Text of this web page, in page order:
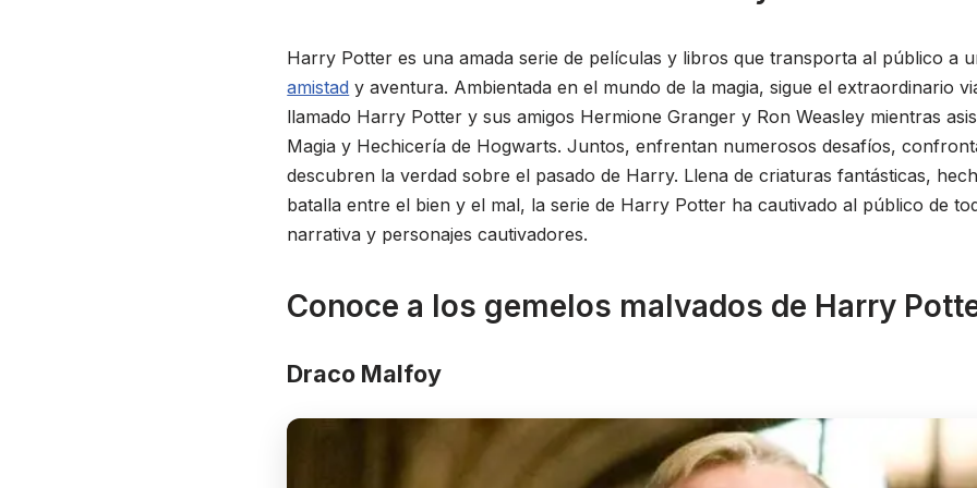
Harry Potter es una amada serie de películas y libros que transporta al público a
amistad y aventura. Ambientada en el mundo de la magia, sigue el extraordinario
llamado Harry Potter y sus amigos Hermione Granger y Ron Weasley mientras
Magia y Hechicería de Hogwarts. Juntos, enfrentan numerosos desafíos,
descubren la verdad sobre el pasado de Harry. Llena de criaturas fantásticas,
batalla entre el bien y el mal, la serie de Harry Potter ha cautivado al público de
narrativa y personajes cautivadores.
Conoce a los gemelos malvados de Harry
Draco Malfoy